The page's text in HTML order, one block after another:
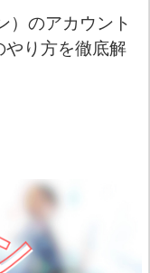
）のアカウント
り方を徹底解